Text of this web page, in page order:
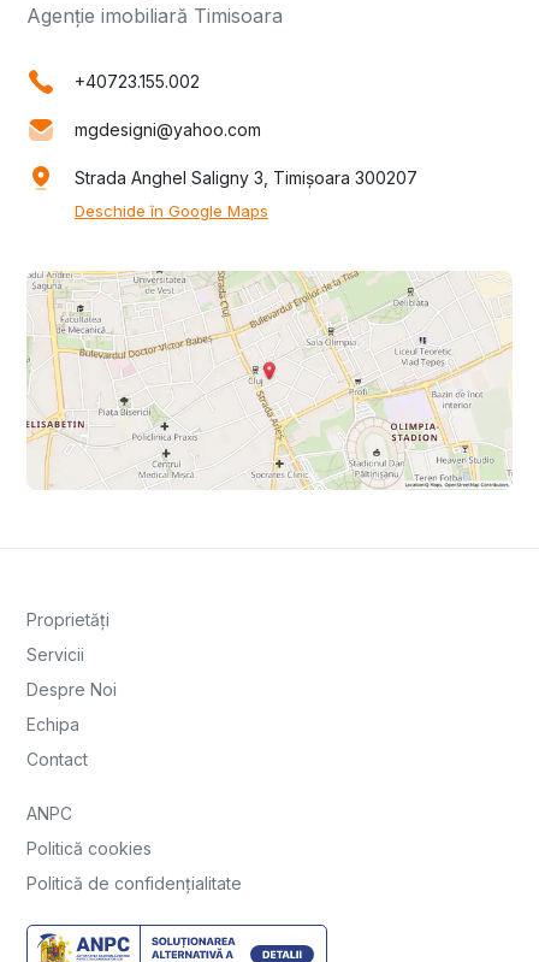
Agenție imobiliară Timisoara
+40723.155.002
mgdesigni@yahoo.com
Strada Anghel Saligny 3, Timișoara 300207
Deschide în Google Maps
Proprietăți
Servicii
Despre Noi
Echipa
Contact
ANPC
Politică cookies
Politică de confidențialitate